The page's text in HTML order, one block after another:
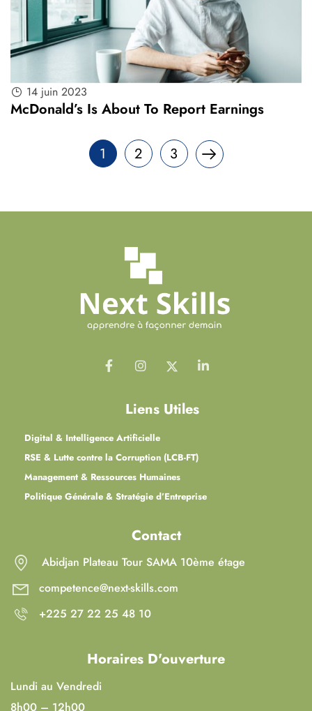
14 juin 2023
McDonald’s Is About To Report Earnings
1 2 3
Liens Utiles
Digital & Intelligence Artificielle
RSE & Lutte contre la Corruption (LCB-FT)
Management & Ressources Humaines
Politique Générale & Stratégie d’Entreprise
Contact
Abidjan Plateau Tour SAMA 10ème étage
competence@next-skills.com
+225 27 22 25 48 10
Horaires D'ouverture
Lundi au Vendredi
8h00 – 12h00